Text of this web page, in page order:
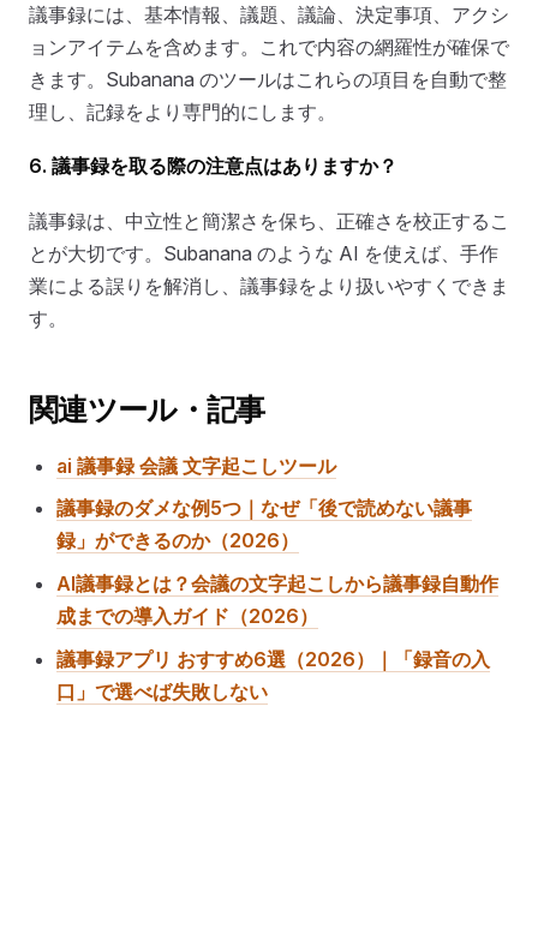
議事録には、基本情報、議題、議論、決定事項、アクシ
ョンアイテムを含めます。これで内容の網羅性が確保で
きます。Subanana のツールはこれらの項目を自動で整
理し、記録をより専門的にします。
6. 議事録を取る際の注意点はありますか？
議事録は、中立性と簡潔さを保ち、正確さを校正するこ
とが大切です。Subanana のような AI を使えば、手作
業による誤りを解消し、議事録をより扱いやすくできま
す。
関連ツール・記事
ai 議事録 会議 文字起こしツール
議事録のダメな例5つ｜なぜ「後で読めない議事
録」ができるのか（2026）
AI議事録とは？会議の文字起こしから議事録自動作
成までの導入ガイド（2026）
議事録アプリ おすすめ6選（2026）｜「録音の入
口」で選べば失敗しない